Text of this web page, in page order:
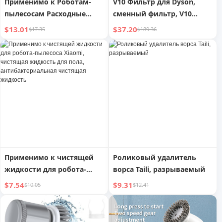
пылесосам Расходные
Материалы X10 Чистящий
Раствор X20 ProPlus
Боковая Щетка Мешок для
Пыли Чистящая Ткань
$13.01$17.35
сменный фильтр, V10
Animal, SV12 Cordless
Cyclone
$37.20$189.36
Применимо к чистящей
жидкости для робота-
пылесоса Xiaomi, чистящая
жидкость для пола,
антибактериальная
чистящая жидкость
$7.54$10.05
Роликовый удалитель
ворса Taili, разрываемый
$9.31$12.41